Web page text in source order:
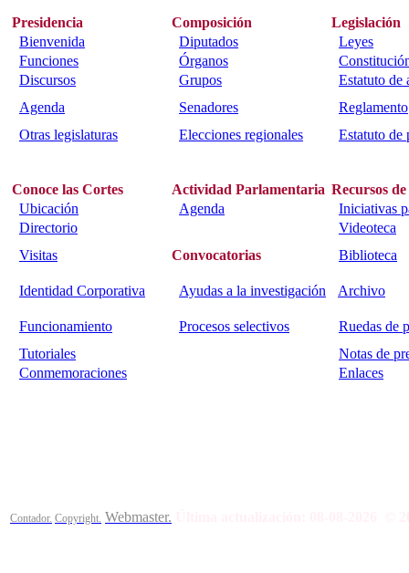
Presidencia Composición
Legislación
Bienvenida
Diputados
Leyes
Funciones
Órganos
Discursos
Grupos
Estatuto de
Agenda
Senadores
Reglamento
Otras legislaturas
Elecciones regionales Estatuto de
Conoce las Cortes Actividad Parlamentaria Recursos
Ubicación
Agenda
Iniciativas
Directorio
Videoteca
Visitas
Convocatorias Biblioteca
Identidad Corporativa Ayudas a la investigación Archivo
Funcionamiento Procesos selectivos
Ruedas de
Tutoriales
Notas de
Conmemoraciones
Enlaces
Contador. Copyright. Webmaster.